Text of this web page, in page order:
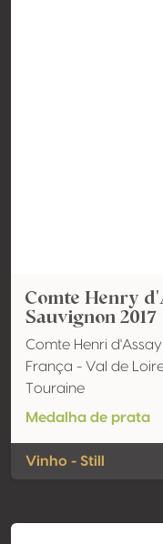
Comte Henry
Sauvignon 2017
Comte Henri d'Assay
França - Val de
Touraine
Medalha de prata
Vinho - Still